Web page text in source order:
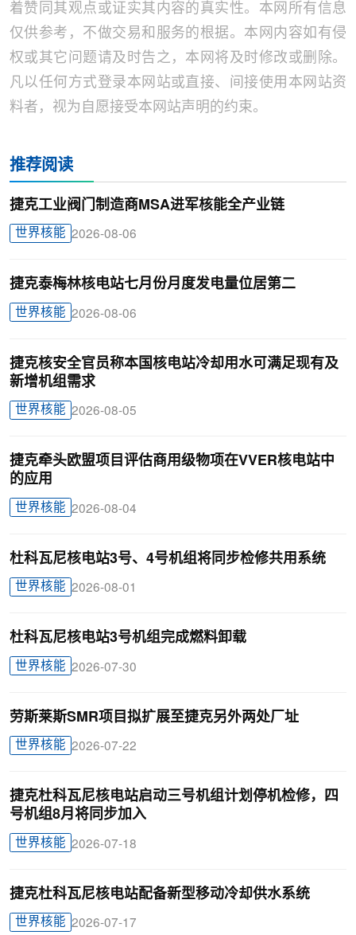
着赞同其观点或证实其内容的真实性。本网所有信息
仅供参考，不做交易和服务的根据。本网内容如有侵
权或其它问题请及时告之，本网将及时修改或删除。
凡以任何方式登录本网站或直接、间接使用本网站资
料者，视为自愿接受本网站声明的约束。
推荐阅读
捷克工业阀门制造商MSA进军核能全产业链
世界核能 2026-08-06
捷克泰梅林核电站七月份月度发电量位居第二
世界核能 2026-08-06
捷克核安全官员称本国核电站冷却用水可满足现有及
新增机组需求
世界核能 2026-08-05
捷克牵头欧盟项目评估商用级物项在VVER核电站中
的应用
世界核能 2026-08-04
杜科瓦尼核电站3号、4号机组将同步检修共用系统
世界核能 2026-08-01
杜科瓦尼核电站3号机组完成燃料卸载
世界核能 2026-07-30
劳斯莱斯SMR项目拟扩展至捷克另外两处厂址
世界核能 2026-07-22
捷克杜科瓦尼核电站启动三号机组计划停机检修，四
号机组8月将同步加入
世界核能 2026-07-18
捷克杜科瓦尼核电站配备新型移动冷却供水系统
世界核能 2026-07-17